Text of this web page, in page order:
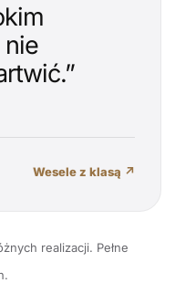
Wesele z klasą ↗
realizacji. Pełne